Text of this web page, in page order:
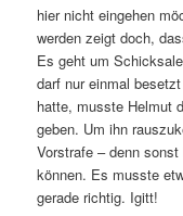
hier nicht eingehen
werden zeigt doch,
Es geht um
darf nur einmal
hatte, musste Helmut
geben. Um ihn
Vorstrafe – denn
können. Es musste
gerade richtig. Igitt!